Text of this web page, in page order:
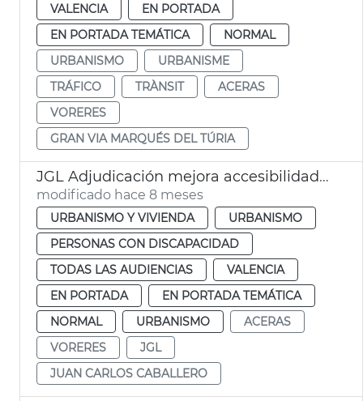
VALENCIA
EN PORTADA
EN PORTADA TEMÁTICA
NORMAL
URBANISMO
URBANISME
TRÁFICO
TRÀNSIT
ACERAS
VORERES
GRAN VIA MARQUÉS DEL TÚRIA
JGL Adjudicación mejora accesibilidad aceras
modificado hace 8 meses
URBANISMO Y VIVIENDA
URBANISMO
PERSONAS CON DISCAPACIDAD
TODAS LAS AUDIENCIAS
VALENCIA
EN PORTADA
EN PORTADA TEMÁTICA
NORMAL
URBANISMO
ACERAS
VORERES
JGL
JUAN CARLOS CABALLERO